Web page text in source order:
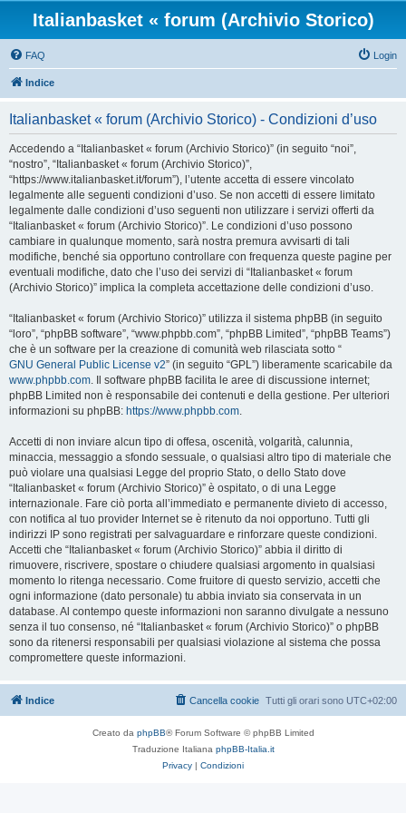
Italianbasket « forum (Archivio Storico)
FAQ Login
Indice
Italianbasket « forum (Archivio Storico) - Condizioni d’uso
Accedendo a “Italianbasket « forum (Archivio Storico)” (in seguito “noi”,
“nostro”, “Italianbasket « forum (Archivio Storico)”,
“https://www.italianbasket.it/forum”), l’utente accetta di essere vincolato
legalmente alle seguenti condizioni d’uso. Se non accetti di essere limitato
legalmente dalle condizioni d’uso seguenti non utilizzare i servizi offerti da
“Italianbasket « forum (Archivio Storico)”. Le condizioni d’uso possono
cambiare in qualunque momento, sarà nostra premura avvisarti di tali
modifiche, benché sia opportuno controllare con frequenza queste pagine per
eventuali modifiche, dato che l’uso dei servizi di “Italianbasket « forum
(Archivio Storico)” implica la completa accettazione delle condizioni d’uso.
“Italianbasket « forum (Archivio Storico)” utilizza il sistema phpBB (in seguito
“loro”, “phpBB software”, “www.phpbb.com”, “phpBB Limited”, “phpBB Teams”)
che è un software per la creazione di comunità web rilasciata sotto “
GNU General Public License v2” (in seguito “GPL”) liberamente scaricabile da
www.phpbb.com. Il software phpBB facilita le aree di discussione internet;
phpBB Limited non è responsabile dei contenuti e della gestione. Per ulteriori
informazioni su phpBB: https://www.phpbb.com.
Accetti di non inviare alcun tipo di offesa, oscenità, volgarità, calunnia,
minaccia, messaggio a sfondo sessuale, o qualsiasi altro tipo di materiale che
può violare una qualsiasi Legge del proprio Stato, o dello Stato dove
“Italianbasket « forum (Archivio Storico)” è ospitato, o di una Legge
internazionale. Fare ciò porta all’immediato e permanente divieto di accesso,
con notifica al tuo provider Internet se è ritenuto da noi opportuno. Tutti gli
indirizzi IP sono registrati per salvaguardare e rinforzare queste condizioni.
Accetti che “Italianbasket « forum (Archivio Storico)” abbia il diritto di
rimuovere, riscrivere, spostare o chiudere qualsiasi argomento in qualsiasi
momento lo ritenga necessario. Come fruitore di questo servizio, accetti che
ogni informazione (dato personale) tu abbia inviato sia conservata in un
database. Al contempo queste informazioni non saranno divulgate a nessuno
senza il tuo consenso, né “Italianbasket « forum (Archivio Storico)” o phpBB
sono da ritenersi responsabili per qualsiasi violazione al sistema che possa
compromettere queste informazioni.
Indice Tutti gli orari sono UTC+02:00
Cancella cookie
Creato da phpBB® Forum Software © phpBB Limited
Traduzione Italiana phpBB-Italia.it
Privacy | Condizioni